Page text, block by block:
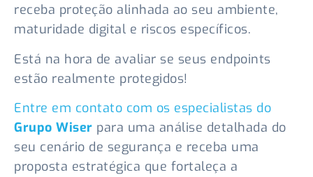
receba proteção alinhada ao seu ambiente,
maturidade digital e riscos específicos.
Está na hora de avaliar se seus endpoints
estão realmente protegidos!
Entre em contato com os especialistas do
Grupo Wiser para uma análise detalhada do
seu cenário de segurança e receba uma
proposta estratégica que fortaleça a